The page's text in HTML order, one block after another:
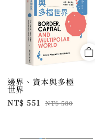
邊界、資本與多極
世界
NT$ 551 NT$ 580